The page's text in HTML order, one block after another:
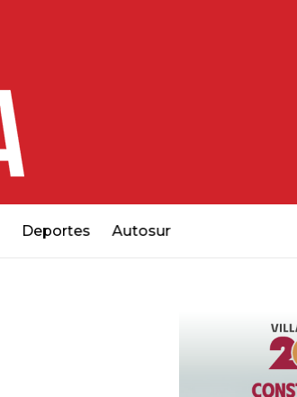
Deportes Autosur